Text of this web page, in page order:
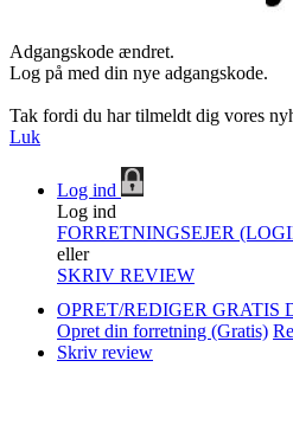
Adgangskode ændret.
Log på med din nye adgangskode.
Tak fordi du har tilmeldt dig vores
Luk
Log ind
Log ind
FORRETNINGSEJER
eller
SKRIV REVIEW
OPRET/REDIGER GRATIS
Opret din forretning (Gratis)
Skriv review